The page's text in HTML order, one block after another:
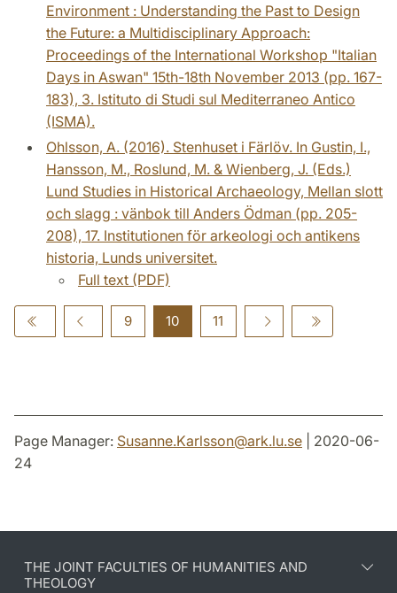
Environment : Understanding the Past to Design
the Future: a Multidisciplinary Approach:
Proceedings of the International Workshop "Italian
Days in Aswan" 15th-18th November 2013 (pp. 167-
183), 3. Istituto di Studi sul Mediterraneo Antico
(ISMA).
Ohlsson, A. (2016). Stenhuset i Färlöv. In Gustin, I.,
Hansson, M., Roslund, M. & Wienberg, J. (Eds.)
Lund Studies in Historical Archaeology, Mellan slott
och slagg : vänbok till Anders Ödman (pp. 205-
208), 17. Institutionen för arkeologi och antikens
historia, Lunds universitet.
Full text (PDF)
9 10 11
Page Manager: Susanne.Karlsson@ark.lu.se | 2020-06-
24
THE JOINT FACULTIES OF HUMANITIES AND
THEOLOGY